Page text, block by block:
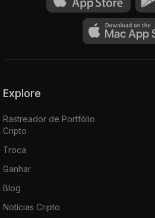
Explore
Rastreador de Portfólio
Cripto
Troca
Ganhar
Blog
Notícias Cripto